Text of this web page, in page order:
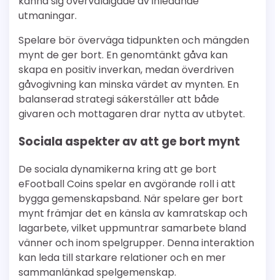
utmaningar.
Spelare bör överväga tidpunkten och mängden
mynt de ger bort. En genomtänkt gåva kan
skapa en positiv inverkan, medan överdriven
gåvogivning kan minska värdet av mynten. En
balanserad strategi säkerställer att både
givaren och mottagaren drar nytta av utbytet.
Sociala aspekter av att ge bort mynt
De sociala dynamikerna kring att ge bort
eFootball Coins spelar en avgörande roll i att
bygga gemenskapsband. När spelare ger bort
mynt främjar det en känsla av kamratskap och
lagarbete, vilket uppmuntrar samarbete bland
vänner och inom spelgrupper. Denna interaktion
kan leda till starkare relationer och en mer
sammanlänkad spelgemenskap.